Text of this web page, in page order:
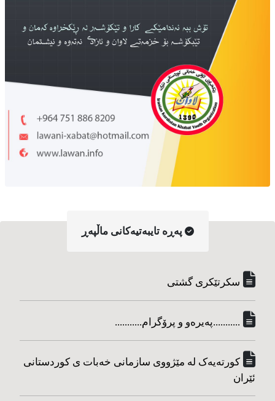
په‌ڕه‌ تایبه‌تیه‌کانی ماڵپه‌ڕ
سکرتێکری گشتی
...........په‌یره‌و و پرۆگرام...........
کورته‌یه‌ک له مێژووی سازمانی خه‌بات ی کوردستانی
ئێران